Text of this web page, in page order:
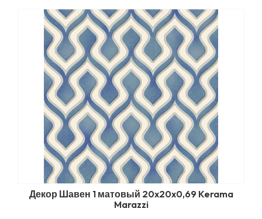
Декор Шавен 1 матовый 20x20x0,69 Kerama
Marazzi